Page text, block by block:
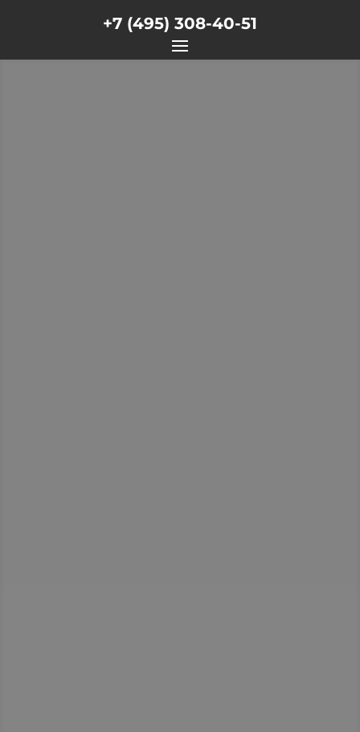
+7 (495) 308-40-51